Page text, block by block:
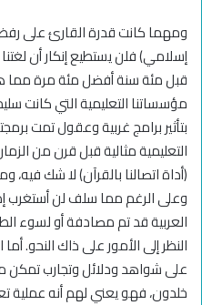
ومهما كانت قدرة القارئ على
إسلامي) فلن يستطيع إنكار أن
قبل مئة سنة أفضل مئة مرة مما
مؤسساتنا التعليمية التي كانت
بتأثير برامج غربية وعقول تمت
التعليمية مثالية قبل قرن من
(أداة اتصالنا بالقرآن) لا شك
وعلى الرغم مما سلف لن أستغرب
العربية قد تم مصادفة أو لسوء
النظر إلى الأمور على ذاك النحو.
على شواهد ودلائل وتجارب تمكن
خلدون، فهو يعني لهم أنه عملية